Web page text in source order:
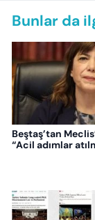
Bunlar da
Beştaş’tan
“Acil adımlar